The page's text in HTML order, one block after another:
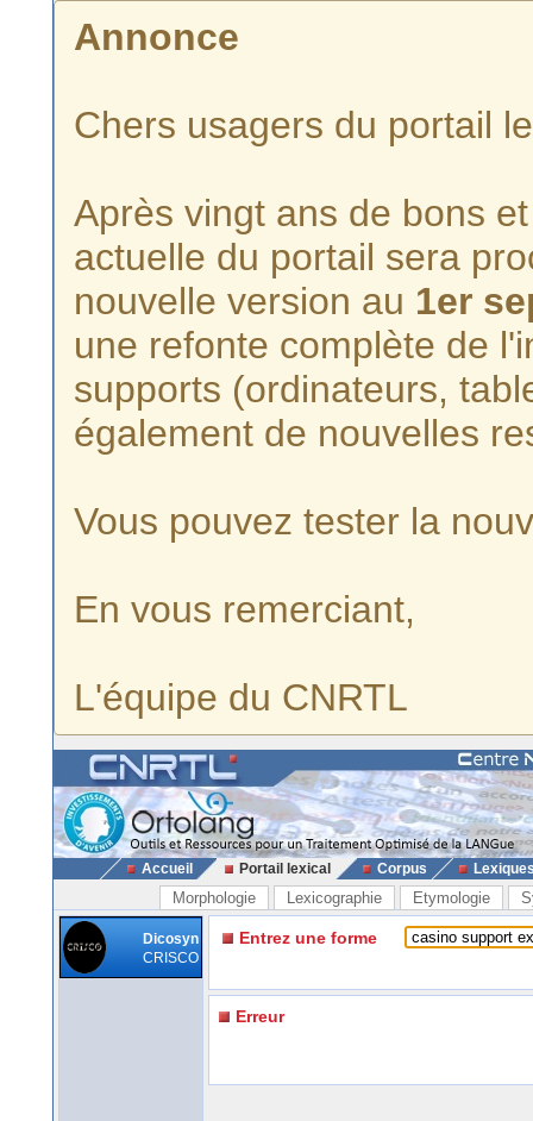
Annonce
Chers usagers du portail
Après vingt ans de bons
actuelle du portail sera
nouvelle version au 1er
une refonte complète de
supports (ordinateurs,
également de nouvelles
Vous pouvez tester la
En vous remerciant,
L'équipe du CNRTL
Accueil Portail lexical Corpus
Morphologie Lexicographie Etymologie
Dicosyn
CRISCO
Entrez une forme
Erreur